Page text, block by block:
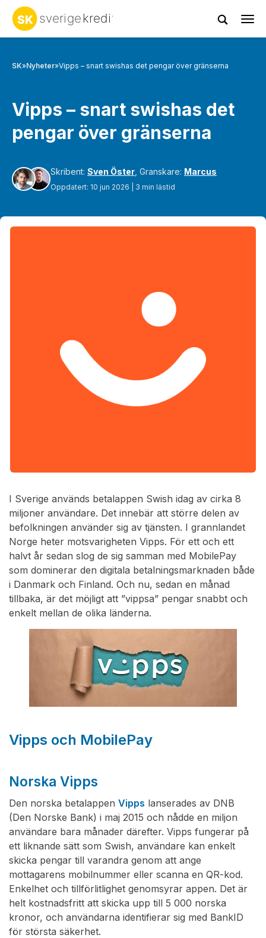
SK»Nyheter»Vipps – snart swishas det pengar över gränserna
Vipps – snart swishas det
pengar över gränserna
Skribent: Sven Öster , Granskare: Marcus
Oppdatert: 10 jun 2026 | 3 min lästid
I Sverige används betalappen Swish idag av cirka 8
miljoner användare. Det innebär att större delen av
befolkningen använder sig av tjänsten. I grannlandet
Norge heter motsvarigheten Vipps. För ett och ett
halvt år sedan slog de sig samman med MobilePay
som dominerar den digitala betalningsmarknaden både
i Danmark och Finland. Och nu, sedan en månad
tillbaka, är det möjligt att ”vippsa” pengar snabbt och
enkelt mellan de olika länderna.
Vipps och MobilePay
Norska Vipps
Den norska betalappen Vipps lanserades av DNB
(Den Norske Bank) i maj 2015 och nådde en miljon
användare bara månader därefter. Vipps fungerar på
ett liknande sätt som Swish, användare kan enkelt
skicka pengar till varandra genom att ange
mottagarens mobilnummer eller scanna en QR-kod.
Enkelhet och tillförlitlighet genomsyrar appen. Det är
helt kostnadsfritt att skicka upp till 5 000 norska
kronor, och användarna identifierar sig med BankID
för största säkerhet.